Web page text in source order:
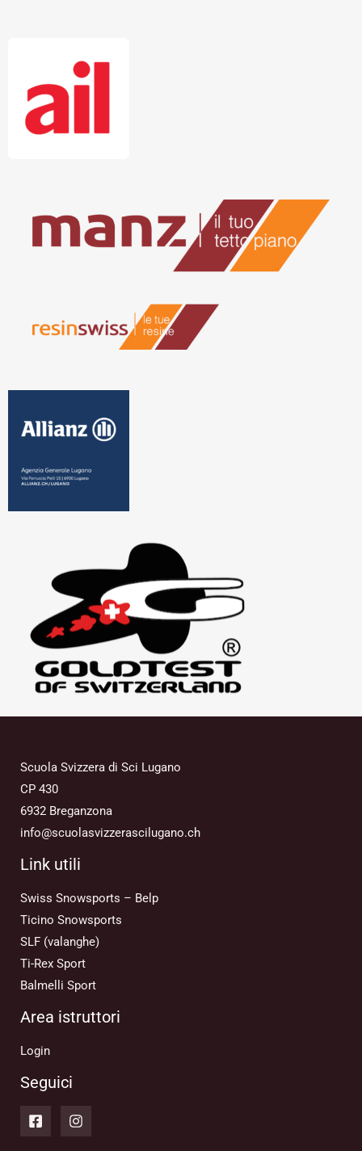
Scuola Svizzera di Sci Lugano
CP 430
6932 Breganzona
info@scuolasvizzerascilugano.ch
Link utili
Swiss Snowsports – Belp
Ticino Snowsports
SLF (valanghe)
Ti-Rex Sport
Balmelli Sport
Area istruttori
Login
Seguici